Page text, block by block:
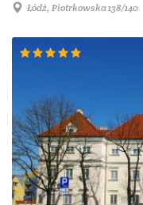
Łódź, Piotrkowska 138/140